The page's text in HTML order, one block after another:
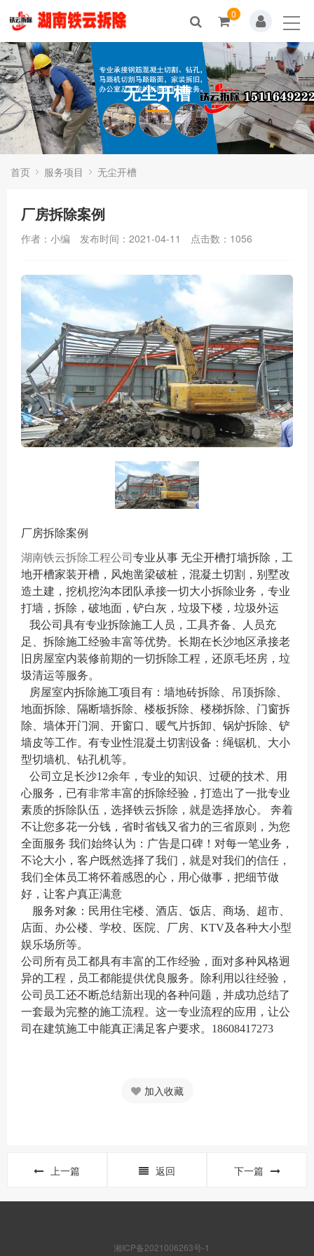
0
无尘开槽
首页 服务项目 无尘开槽
厂房拆除案例
作者：小编 发布时间：2021-04-11 点击数： 1056
厂房拆除案例
湖南铁云拆除工程公司 专业从事 无尘开槽打墙拆除，工
地开槽家装开槽，风炮凿梁破桩，混凝土切割，别墅改
造土建，挖机挖沟本团队承接一切大小拆除业务，专业
打墙，拆除，破地面，铲白灰，垃圾下楼，垃圾外运
我公司具有专业拆除施工人员，工具齐备、人员充
足、拆除施工经验丰富等优势。长期在长沙地区承接老
旧房屋室内装修前期的一切拆除工程，还原毛坯房，垃
圾清运等服务。
房屋室内拆除施工项目有：墙地砖拆除、吊顶拆除、
地面拆除、隔断墙拆除、楼板拆除、楼梯拆除、门窗拆
除、墙体开门洞、开窗口、暖气片拆卸、锅炉拆除、铲
墙皮等工作。有专业性混凝土切割设备：绳锯机、大小
型切墙机、钻孔机等。
公司立足长沙12余年，专业的知识、过硬的技术、用
心服务，已有非常丰富的拆除经验，打造出了一批专业
素质的拆除队伍，选择铁云拆除，就是选择放心。 奔着
不让您多花一分钱，省时省钱又省力的三省原则，为您
全面服务 我们始终认为：广告是口碑！对每一笔业务，
不论大小，客户既然选择了我们，就是对我们的信任，
我们全体员工将怀着感恩的心，用心做事，把细节做
好，让客户真正满意
服务对象：民用住宅楼、酒店、饭店、商场、超市、
店面、办公楼、学校、医院、厂房、KTV及各种大小型
娱乐场所等。
公司所有员工都具有丰富的工作经验，面对多种风格迥
异的工程，员工都能提供优良服务。除利用以往经验，
公司员工还不断总结新出现的各种问题，并成功总结了
一套最为完整的施工流程。这一专业流程的应用，让公
司在建筑施工中能真正满足客户要求。18608417273
加入收藏
上一篇 返回 下一篇
湘ICP备2021006263号-1